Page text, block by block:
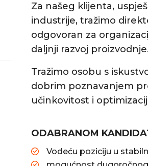
Za našeg klijenta,
industrije, tražimo
odgovoran za
daljnji razvoj
Tražimo osobu s
dobrim poznavanjem
učinkovitost i
ODABRANOM
Vodeću poziciju u